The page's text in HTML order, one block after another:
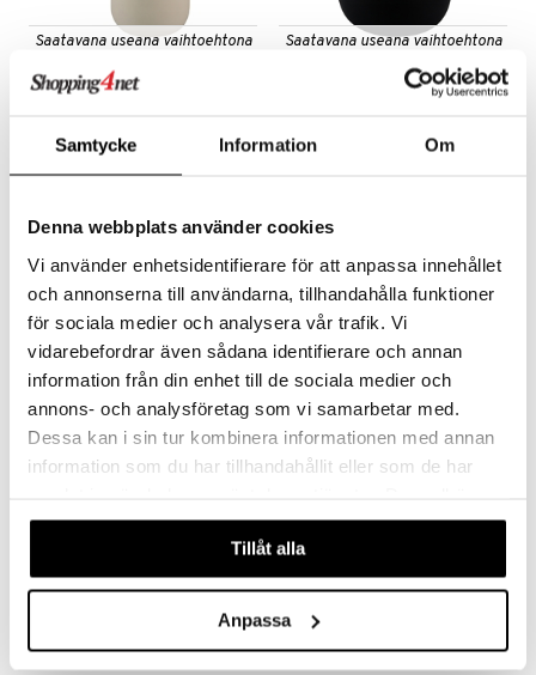
Samtycke Information Om
Denna webbplats använder cookies
Vi använder enhetsidentifierare för att anpassa innehållet
och annonserna till användarna, tillhandahålla funktioner
för sociala medier och analysera vår trafik. Vi
vidarebefordrar även sådana identifierare och annan
information från din enhet till de sociala medier och
annons- och analysföretag som vi samarbetar med.
Dessa kan i sin tur kombinera informationen med annan
information som du har tillhandahållit eller som de har
våra cookies vid fortsatt användande av vår webbplats.
Tillåt alla
Anpassa
Saatavana useana vaihtoehtona
Lotus Saippuapumppu
Hieno saippuapumppu Mette Ditmerilta, saatavana useita värejä.
31,49 €
Saatavana useana vaihtoehtona
Muki/Hammasharjapidike
140,99 €
Saatavana useana vaihtoehtona
METTE DITMER
39,99 €